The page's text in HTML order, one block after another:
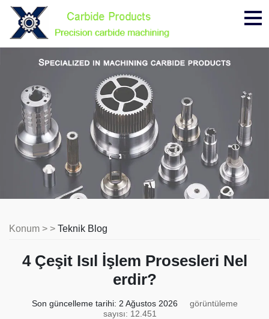
Konum > > Teknik Blog
4 Çeşit Isıl İşlem Prosesleri Nel
erdir?
Son güncelleme tarihi: 2 Ağustos 2026
görüntüleme
sayısı: 12.451